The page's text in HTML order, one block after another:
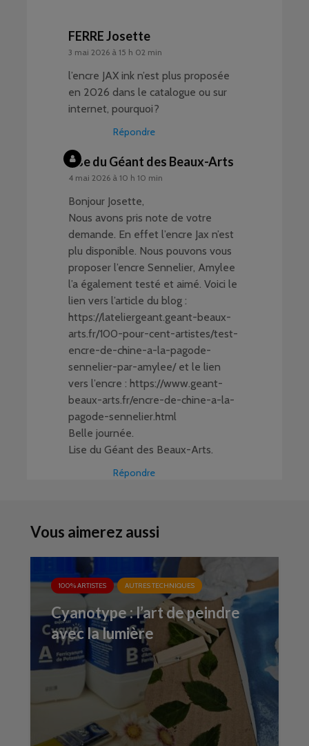
FERRE Josette
3 mai 2026 à 15 h 02 min
l’encre JAX ink n’est plus proposée
en 2026 dans le catalogue ou sur
internet, pourquoi?
Répondre
Lise du Géant des Beaux-Arts
4 mai 2026 à 10 h 10 min
Bonjour Josette,
Nous avons pris note de votre
demande. En effet l’encre Jax n’est
plu disponible. Nous pouvons vous
proposer l’encre Sennelier, Amylee
l’a également testé et aimé. Voici le
lien vers l’article du blog :
https://lateliergeant.geant-beaux-
arts.fr/100-pour-cent-artistes/test-
encre-de-chine-a-la-pagode-
sennelier-par-amylee/et le lien
vers l’encre : https://www.geant-
beaux-arts.fr/encre-de-chine-a-la-
pagode-sennelier.html
Belle journée.
Lise du Géant des Beaux-Arts.
Répondre
Vous aimerez aussi
100% ARTISTES AUTRES TECHNIQUES
Cyanotype : l’art de peindre
avec la lumière